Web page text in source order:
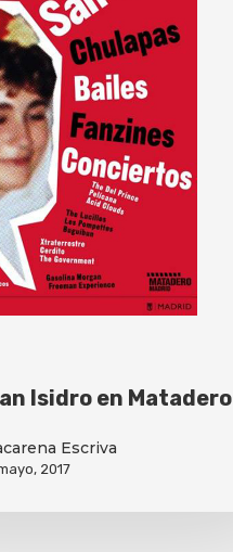
Isidro en Matadero
Escriva
2017